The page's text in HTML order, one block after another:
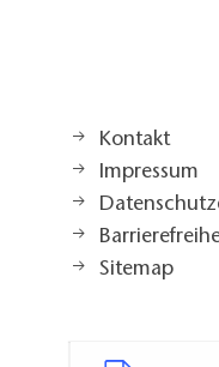
Kontakt
Impressum
Sitemap